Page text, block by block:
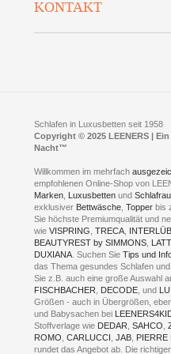
Preisgarantie
Presse
Jobs
Fotoalbum
Kontakt
KONTAKT
Neuer Showroom für
Kontakt via:WhatsApp
Kontakt via:eMail
mögliche Zeiten für eine
MO und DI geschlossen
MI - FR 11 bis 17 Uhr
SA 11 bis 15 Uhr
TERMIN-
Schlafen in Luxusbetten seit 1958
Copyright © 2025 LEENERS |
Nacht™
Willkommen im mehrfach
empfohlenen Online-Shop von
Marken Luxusbetten und
exklusiver Bettwäsche ,Topper bis
Sie höchste Premiumqualität und
wieVISPRING ,TRECA
BEAUTYREST by SIMMONS
DUXIANA . Suchen SieTips und
das Thema gesundes Schlafen
Sie z.B. auch eine große Auswahl
FISCHBACHER
DECODE , und
Größen - auch in Übergrößen,
und Babysachen bei
Stoffverlage wie DEDAR ,SAHCO ,
ROMO ,CARLUCCI ,JAB PIERRE
rundet das Angebot ab. Die